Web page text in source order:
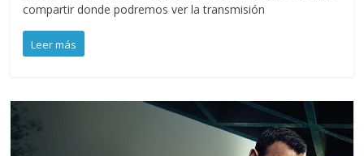
compartir donde podremos ver la transmisión
Leer más